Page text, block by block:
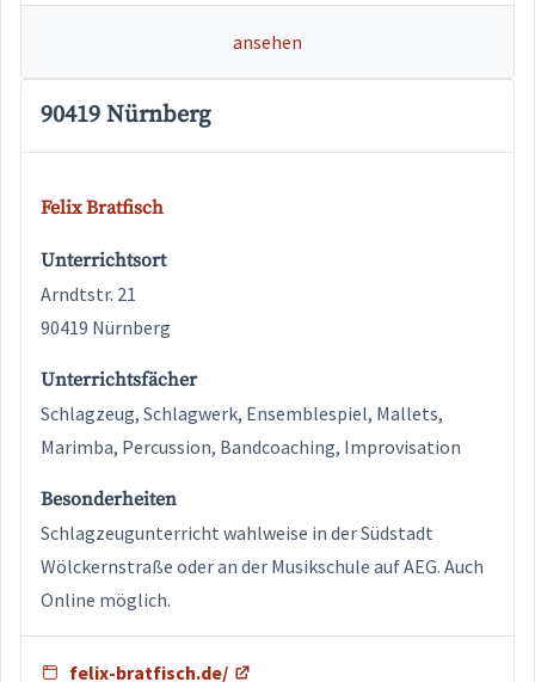
ansehen
90419 Nürnberg
Felix Bratfisch
Unterrichtsort
Arndtstr. 21
90419 Nürnberg
Unterrichtsfächer
Schlagzeug, Schlagwerk, Ensemblespiel, Mallets,
Marimba, Percussion, Bandcoaching, Improvisation
Besonderheiten
Schlagzeugunterricht wahlweise in der Südstadt
Wölckernstraße oder an der Musikschule auf AEG. Auch
Online möglich.
felix-bratfisch.de/